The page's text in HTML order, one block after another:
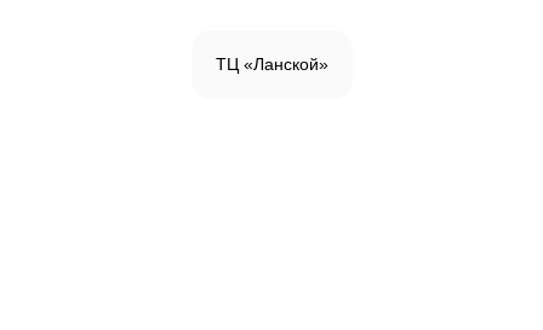
ТЦ «Ланской»